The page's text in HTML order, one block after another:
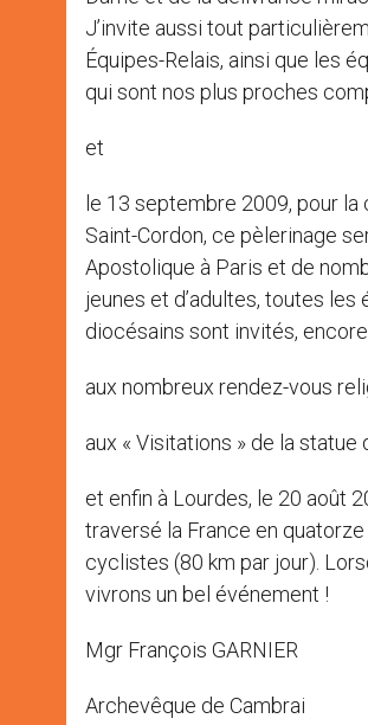
J’invite aussi tout
Équipes-Relais, ainsi que les
qui sont nos plus proches
et
le 13 septembre 2009, pour
Saint-Cordon, ce pèlerinage
Apostolique à Paris et de
jeunes et d’adultes, toutes
diocésains sont invités, encore
aux nombreux rendez-vous
aux « Visitations » de la
et enfin à Lourdes, le 20 août
traversé la France en
cyclistes (80 km par jour).
vivrons un bel événement !
Mgr François GARNIER
Archevêque de Cambrai